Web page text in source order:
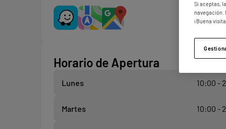
Horario de Apertura
Lunes 10:00 -
Martes 10:00 -
Si aceptas,
navegación.
¡Buena